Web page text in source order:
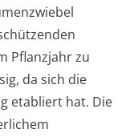
Pflanzjahr zu
da sich die
etabliert hat. Die